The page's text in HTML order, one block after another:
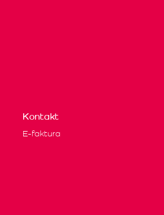
Kontakt
E-faktura